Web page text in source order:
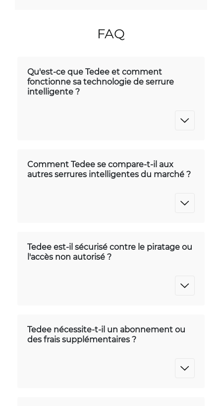
FAQ
Qu'est-ce que Tedee et comment
fonctionne sa technologie de serrure
intelligente ?
Comment Tedee se compare-t-il aux
autres serrures intelligentes du marché ?
Tedee est-il sécurisé contre le piratage ou
l'accès non autorisé ?
Tedee nécessite-t-il un abonnement ou
des frais supplémentaires ?